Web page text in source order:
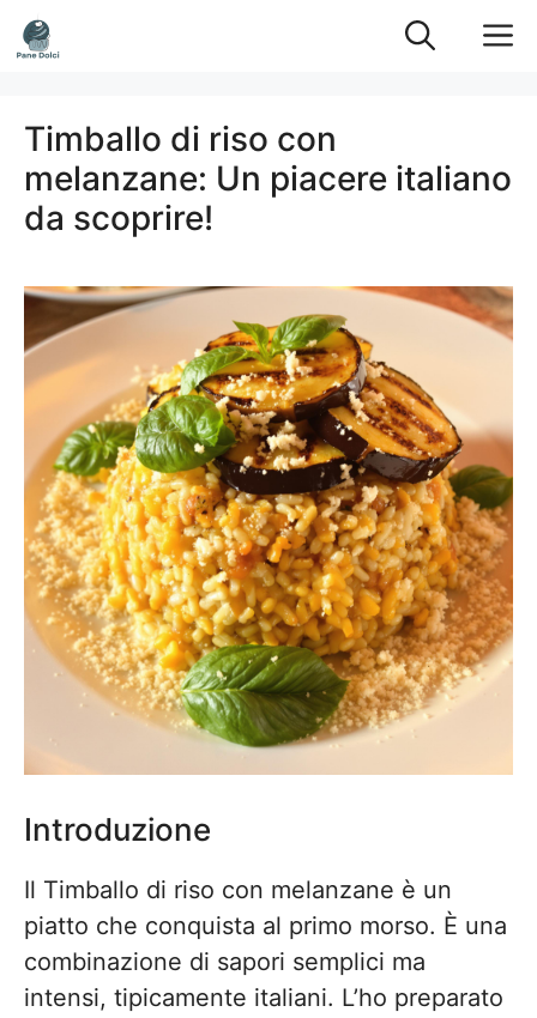
Vai
al
Timballo di riso con
melanzane: Un piacere italiano
da scoprire!
Introduzione
Il Timballo di riso con melanzane è un
piatto che conquista al primo morso. È una
combinazione di sapori semplici ma
intensi, tipicamente italiani. L’ho preparato